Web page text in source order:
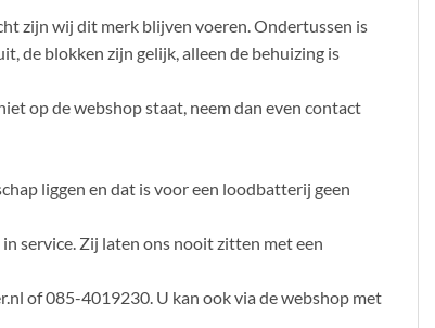
zijn wij dit merk blijven voeren. Ondertussen is
de blokken zijn gelijk, alleen de behuizing is
op de webshop staat, neem dan even contact
liggen en dat is voor een loodbatterij geen
service. Zij laten ons nooit zitten met een
of 085-4019230. U kan ook via de webshop met